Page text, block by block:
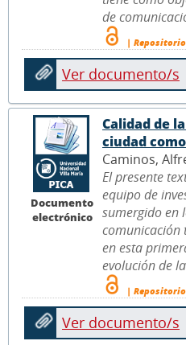
de
|
Ver documento/s
Documento
electrónico
Calidad de
ciudad
Caminos,
El presente
equipo de
sumergido en
comunicación
en esta
evolución de
|
Ver documento/s